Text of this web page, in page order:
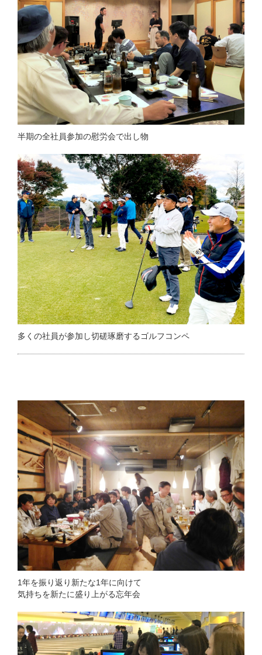
半期の全社員参加の慰労会で出し物
多くの社員が参加し切磋琢磨するゴルフコンペ
1年を振り返り新たな1年に向けて
気持ちを新たに盛り上がる忘年会